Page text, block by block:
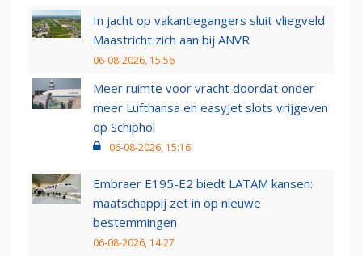
In jacht op vakantiegangers sluit vliegveld
Maastricht zich aan bij ANVR
06-08-2026, 15:56
Meer ruimte voor vracht doordat onder
meer Lufthansa en easyJet slots vrijgeven
op Schiphol
06-08-2026, 15:16
Embraer E195-E2 biedt LATAM kansen:
maatschappij zet in op nieuwe
bestemmingen
06-08-2026, 14:27